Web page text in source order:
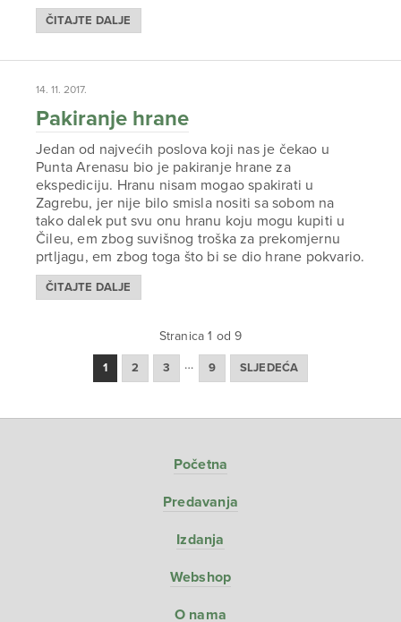
ČITAJTE DALJE
14. 11. 2017.
Pakiranje hrane
Jedan od najvećih poslova koji nas je čekao u
Punta Arenasu bio je pakiranje hrane za
ekspediciju. Hranu nisam mogao spakirati u
Zagrebu, jer nije bilo smisla nositi sa sobom na
tako dalek put svu onu hranu koju mogu kupiti u
Čileu, em zbog suvišnog troška za prekomjernu
prtljagu, em zbog toga što bi se dio hrane pokvario.
ČITAJTE DALJE
Stranica 1 od 9
1 2 3 … 9 SLJEDEĆA
Početna
Predavanja
Izdanja
Webshop
O nama